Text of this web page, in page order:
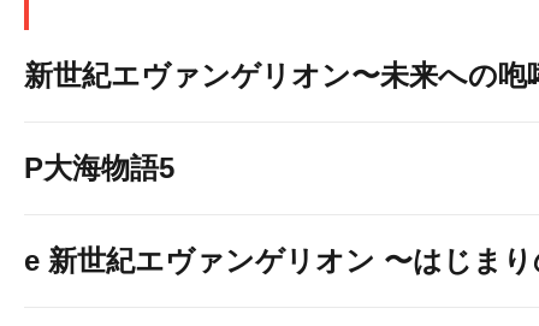
新世紀エヴァンゲリオン〜未来への咆
P大海物語5
e 新世紀エヴァンゲリオン 〜はじま